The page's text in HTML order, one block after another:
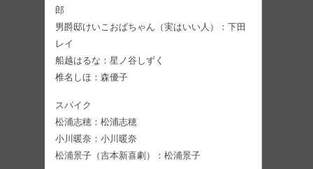
郎
男爵邸けいこおばちゃん（実はいい人）：下田
レイ
船越はるな：星ノ谷しずく
椎名しほ：森優子
スパイク
松浦志穂：松浦志穂
小川暖奈：小川暖奈
松浦景子（吉本新喜劇）：松浦景子